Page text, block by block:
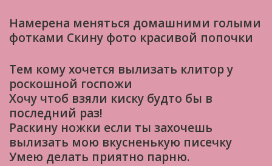
Намерена меняться домашними голыми
фотками Скину фото красивой попочки
Тем кому хочется вылизать клитор у
роскошной госпожи
Хочу чтоб взяли киску будто бы в
последний раз!
Раскину ножки если ты захочешь
вылизать мою вкусненькую писечку
Умею делать приятно парню.